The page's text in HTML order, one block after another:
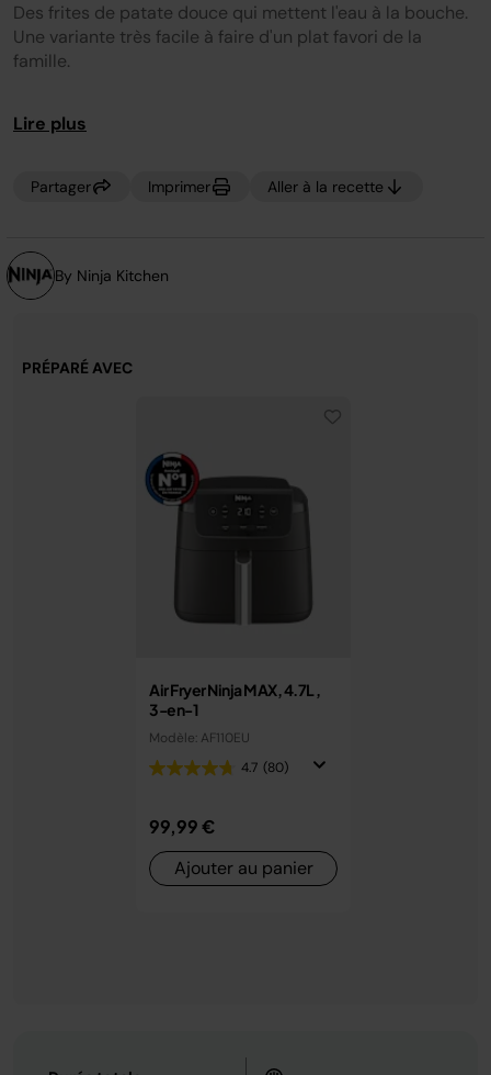
notation.
Lien
Des frites de patate douce qui mettent l'eau à la bouche.
Une variante très facile à faire d'un plat favori de la
famille.
Lire plus
Partager Imprimer Aller à la recette
By Ninja Kitchen
PRÉPARÉ AVEC
Air Fryer Ninja MAX, 4.7L ,
3-en-1
Modèle: AF110EU
4.7 (80)
99,99 €
Ajouter au panier